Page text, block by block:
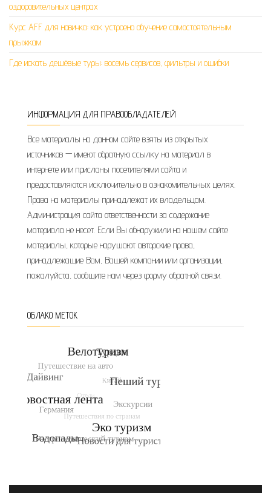
оздоровительных центрах
Курс AFF для новичка: как устроено обучение самостоятельным
прыжкам
Где искать дешёвые туры: восемь сервисов, фильтры и ошибки
ИНФОРМАЦИЯ ДЛЯ ПРАВООБЛАДАТЕЛЕЙ
Все материалы на данном сайте взяты из открытых
источников — имеют обратную ссылку на материал в
интернете или присланы посетителями сайта и
предоставляются исключительно в ознакомительных целях.
Права на материалы принадлежат их владельцам.
Администрация сайта ответственности за содержание
материала не несет. Если Вы обнаружили на нашем сайте
материалы, которые нарушают авторские права,
принадлежащие Вам, Вашей компании или организации,
пожалуйста, сообщите нам через форму обратной связи.
ОБЛАКО МЕТОК